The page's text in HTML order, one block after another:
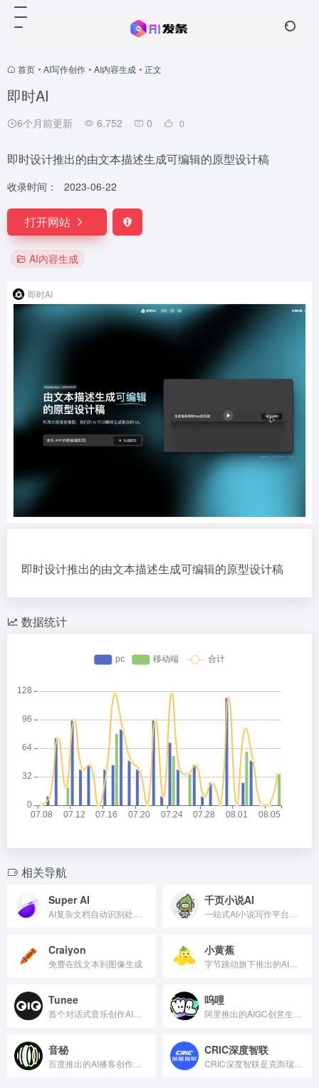
首页 • AI写作创作 • AI内容生成 • 正文
即时AI
6个月前更新 6,752 0 0
即时设计推出的由文本描述生成可编辑的原型设计稿
收录时间： 2023-06-22
打开网站
AI内容生成
即时AI
即时设计推出的由文本描述生成可编辑的原型设计稿
数据统计
相关导航
Super AI 千页小说AI
Craiyon
免费在线文本到图像生成
小黄蕉
Tunee 呜哩
音秘 CRIC深度智联